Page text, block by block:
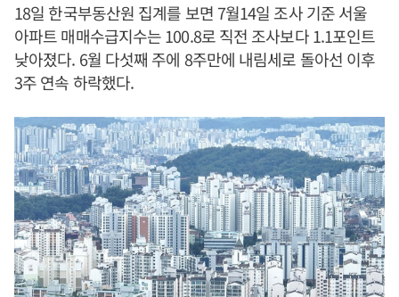
18일 한국부동산원 집계를 보면 7월14일 조사 기준 서울
아파트 매매수급지수는 100.8로 직전 조사보다 1.1포인트
낮아졌다. 6월 다섯째 주에 8주만에 내림세로 돌아선 이후
3주 연속 하락했다.